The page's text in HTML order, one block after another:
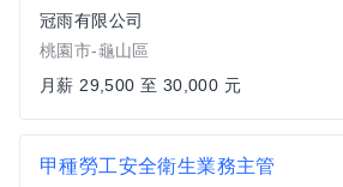
冠雨有限公司
桃園市-龜山區
月薪 29,500 至 30,000 元
甲種勞工安全衛生業務主管